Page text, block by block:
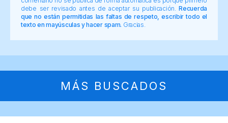
debe ser revisado antes de aceptar su publicación.Recuerda
que no están permitidas las faltas de respeto, escribir todo el
texto en mayúsculas y hacer spam. Gracias.
MÁS BUSCADOS